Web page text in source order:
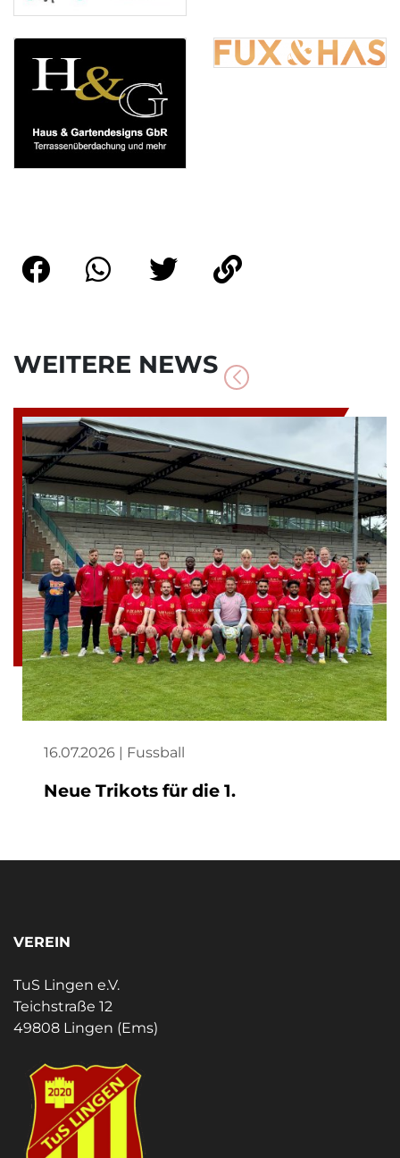
WEITERE NEWS
16.07.2026 | Fussball
Neue Trikots für die 1.
VEREIN
TuS Lingen e.V.
Teichstraße 12
49808 Lingen (Ems)